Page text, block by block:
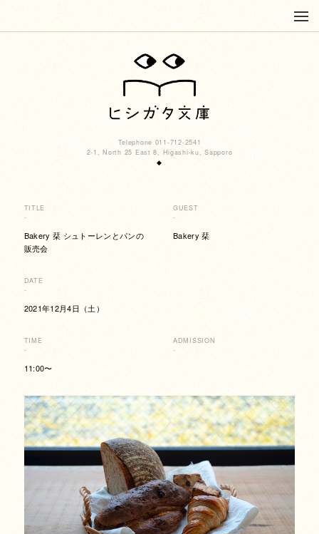
Telephone 011-712-2541
2-1, North 25 East 8, Higashi-ku, Sapporo
◆
TITLE
-
Bakery 栞 シュトーレンとパンの
販売会
GUEST
-
Bakery 栞
DATE
-
2021年12月4日（土）
TIME
-
11:00〜
ADMISSION
-